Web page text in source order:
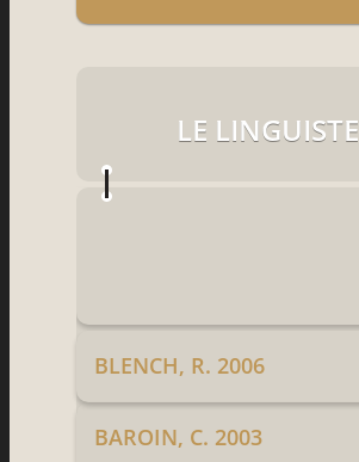
LE LINGUISTE
BLENCH, R. 2006
BAROIN, C. 2003